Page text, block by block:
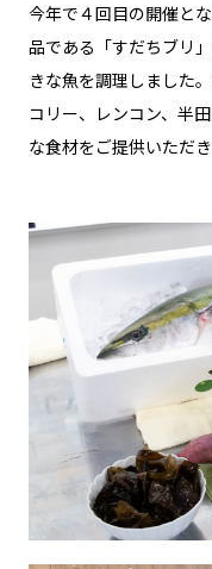
今年で４回目の開催と
品である「すだちブリ
きな魚を調理しました
コリー、レンコン、半
な食材をご提供いただき